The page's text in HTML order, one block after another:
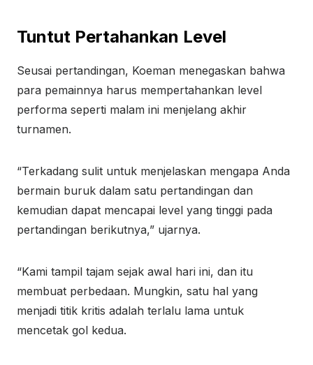
Tuntut Pertahankan Level
Seusai pertandingan, Koeman menegaskan bahwa
para pemainnya harus mempertahankan level
performa seperti malam ini menjelang akhir
turnamen.
“Terkadang sulit untuk menjelaskan mengapa Anda
bermain buruk dalam satu pertandingan dan
kemudian dapat mencapai level yang tinggi pada
pertandingan berikutnya,” ujarnya.
“Kami tampil tajam sejak awal hari ini, dan itu
membuat perbedaan. Mungkin, satu hal yang
menjadi titik kritis adalah terlalu lama untuk
mencetak gol kedua.